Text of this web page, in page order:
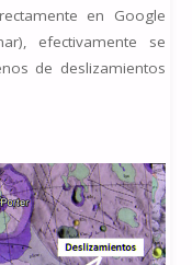
en Google
efectivamente se
de deslizamientos